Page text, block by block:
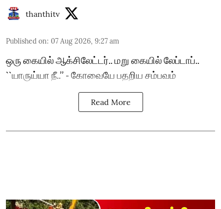
thanthitv
Published on: 07 Aug 2026, 9:27 am
ஒரு கையில் ஆக்சிலேட்டர்.. மறு கையில் லேப்டாப்..
``யாருய்யா நீ..’’ - கோவையே பதறிய சம்பவம்
Read More